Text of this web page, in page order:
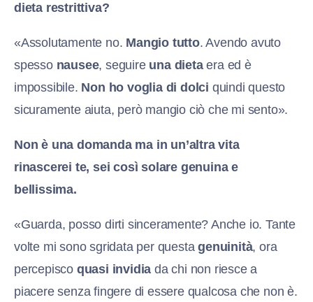
dieta restrittiva?
«Assolutamente no. Mangio tutto. Avendo avuto
spesso nausee, seguire una dietaera ed è
impossibile. Non ho voglia di dolci quindi questo
sicuramente aiuta, però mangio ciò che mi sento».
Non è una domanda ma in un’altra vita
rinascerei te, sei così solare genuina e
bellissima.
«Guarda, posso dirti sinceramente? Anche io. Tante
volte mi sono sgridata per questagenuinità, ora
percepisco quasi invidia da chi non riesce a
piacere senza fingere di essere qualcosa che non è.